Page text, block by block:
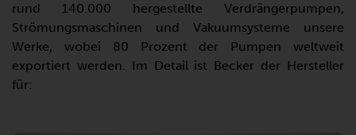
rund 140.000 hergestellte Verdrängerpumpen,
Strömungsmaschinen und Vakuumsysteme unsere
Werke, wobei 80 Prozent der Pumpen weltweit
exportiert werden. Im Detail ist Becker der Hersteller
für: